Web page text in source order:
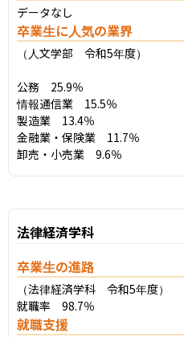
データなし
卒業生に人気の業界
（人文学部　令和5年度）
公務　25.9％
情報通信業　15.5％
製造業　13.4％
金融業・保険業　11.7％
卸売・小売業　9.6％
法律経済学科
卒業生の進路
（法律経済学科　令和5年度）
就職率　98.7％
就職支援